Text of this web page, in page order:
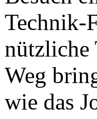
Technik-
nützliche
Weg
wie das